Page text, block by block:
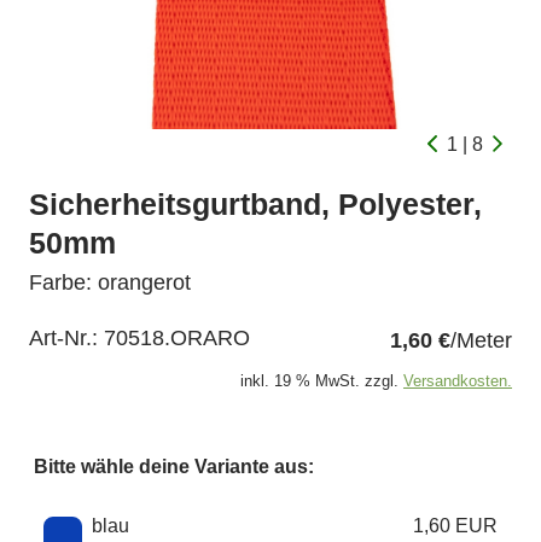
1 | 8
Sicherheitsgurtband, Polyester,
50mm
Farbe: orangerot
Art-Nr.: 70518.ORARO 1,60 €/Meter
inkl. 19 % MwSt. zzgl. Versandkosten.
Bitte wähle deine Variante aus:
Wähle eine Farbe
blau 1,60 EUR